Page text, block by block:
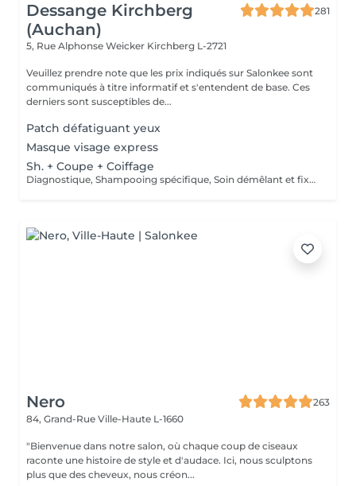
Dessange Kirchberg
(Auchan)
281
5, Rue Alphonse Weicker Kirchberg L-2721
Veuillez prendre note que les prix indiqués sur Salonkee sont
communiqués à titre informatif et s'entendent de base. Ces
derniers sont susceptibles de...
Patch défatiguant yeux
Masque visage express
Sh. + Coupe + Coiffage
Diagnostique, Shampooing spécifique, Soin démêlant et fixation inclus. Veuillez prendre note que les prix indiqués sur Salonkee sont communiqués à titre informatif et s'entendent de base. Ces derniers sont susceptibles de varier selon le diagnostic réalisé à votre arrivée au salon et l'expertise du professionnel à qui vous confiez votre beauté. Dans tous les cas, un devis précis vous sera proposé et toutes réalisations de prestations seront effectuées avec votre accord.
Nero
263
84, Grand-Rue Ville-Haute L-1660
"Bienvenue dans notre salon, où chaque coup de ciseaux
raconte une histoire de style et d'audace. Ici, nous sculptons
plus que des cheveux, nous créon...